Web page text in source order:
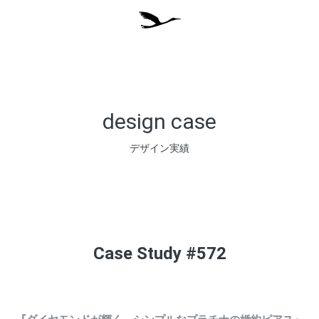
design case
デザイン実績
Case Study #572